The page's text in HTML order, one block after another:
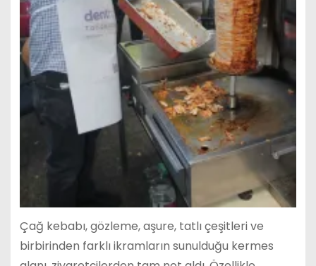
Çağ kebabı, gözleme, aşure, tatlı çeşitleri ve
birbirinden farklı ikramların sunulduğu kermes